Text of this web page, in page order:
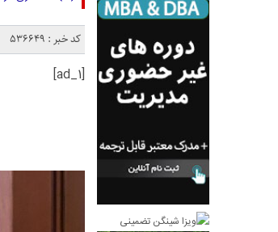
کد خبر : 536649
[ad_1]